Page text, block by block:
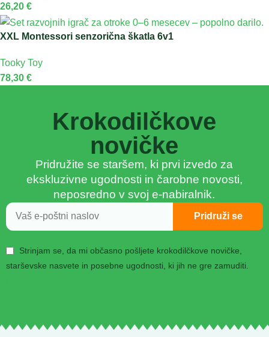
26,20 €
XXL Montessori senzorična škatla 6v1
Tooky Toy
78,30 €
Krokodilčkove
novičke
Pridružite se staršem, ki prvi izvedo za
ekskluzivne ugodnosti in čarobne novosti,
neposredno v svoj e-nabiralnik.
Strinjam se, da mi občasno pošljete krokodilčkove novičke,
starševske nasvete in posebne ugodnosti, ki jih ne gre zamuditi.
Pridruži se